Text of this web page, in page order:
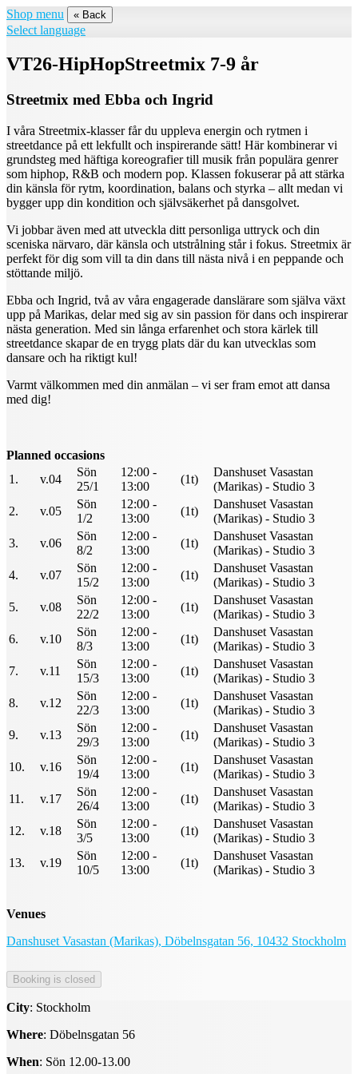
Shop menu « Back
Select language
VT26-HipHopStreetmix 7-9 år
Streetmix med Ebba och Ingrid
I våra Streetmix-klasser får du uppleva energin och rytmen i
streetdance på ett lekfullt och inspirerande sätt! Här kombinerar vi
grundsteg med häftiga koreografier till musik från populära genrer
som hiphop, R&B och modern pop. Klassen fokuserar på att stärka
din känsla för rytm, koordination, balans och styrka – allt medan vi
bygger upp din kondition och självsäkerhet på dansgolvet.
Vi jobbar även med att utveckla ditt personliga uttryck och din
sceniska närvaro, där känsla och utstrålning står i fokus. Streetmix är
perfekt för dig som vill ta din dans till nästa nivå i en peppande och
stöttande miljö.
Ebba och Ingrid, två av våra engagerade danslärare som själva växt
upp på Marikas, delar med sig av sin passion för dans och inspirerar
nästa generation. Med sin långa erfarenhet och stora kärlek till
streetdance skapar de en trygg plats där du kan utvecklas som
dansare och ha riktigt kul!
Varmt välkommen med din anmälan – vi ser fram emot att dansa
med dig!
Planned occasions
1.
v.04
Sön
25/1
12:00 -
13:00
(1t)
Danshuset Vasastan
(Marikas) - Studio 3
2.
v.05
Sön
1/2
12:00 -
13:00
(1t)
Danshuset Vasastan
(Marikas) - Studio 3
3.
v.06
Sön
8/2
12:00 -
13:00
(1t)
Danshuset Vasastan
(Marikas) - Studio 3
4.
v.07
Sön
15/2
12:00 -
13:00
(1t)
Danshuset Vasastan
(Marikas) - Studio 3
5.
v.08
Sön
22/2
12:00 -
13:00
(1t)
Danshuset Vasastan
(Marikas) - Studio 3
6.
v.10
Sön
8/3
12:00 -
13:00
(1t)
Danshuset Vasastan
(Marikas) - Studio 3
7.
v.11
Sön
15/3
12:00 -
13:00
(1t)
Danshuset Vasastan
(Marikas) - Studio 3
8.
v.12
Sön
22/3
12:00 -
13:00
(1t)
Danshuset Vasastan
(Marikas) - Studio 3
9.
v.13
Sön
29/3
12:00 -
13:00
(1t)
Danshuset Vasastan
(Marikas) - Studio 3
10.
v.16
Sön
19/4
12:00 -
13:00
(1t)
Danshuset Vasastan
(Marikas) - Studio 3
11.
v.17
Sön
26/4
12:00 -
13:00
(1t)
Danshuset Vasastan
(Marikas) - Studio 3
12.
v.18
Sön
3/5
12:00 -
13:00
(1t)
Danshuset Vasastan
(Marikas) - Studio 3
13.
v.19
Sön
10/5
12:00 -
13:00
(1t)
Danshuset Vasastan
(Marikas) - Studio 3
Venues
Danshuset Vasastan (Marikas), Döbelnsgatan 56, 10432 Stockholm
City: Stockholm
Where: Döbelnsgatan 56
When: Sön 12.00-13.00